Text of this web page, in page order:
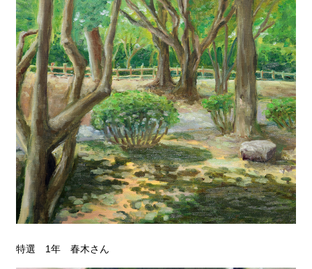
特選 1年 春木さん